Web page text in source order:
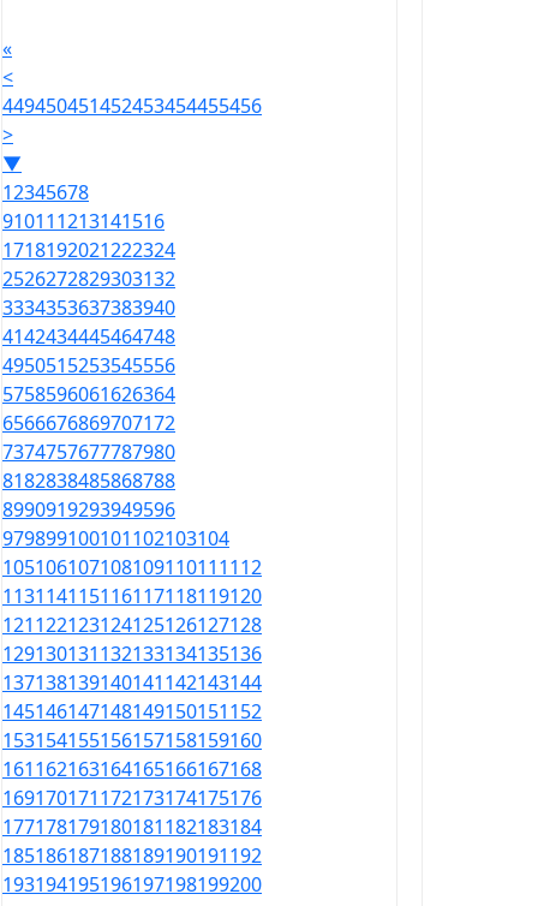
«
<
449450451452453454455456
>
▼
12345678
910111213141516
1718192021222324
2526272829303132
3334353637383940
4142434445464748
4950515253545556
5758596061626364
6566676869707172
7374757677787980
8182838485868788
8990919293949596
979899100101102103104
105106107108109110111112
113114115116117118119120
121122123124125126127128
129130131132133134135136
137138139140141142143144
145146147148149150151152
153154155156157158159160
161162163164165166167168
169170171172173174175176
177178179180181182183184
185186187188189190191192
193194195196197198199200